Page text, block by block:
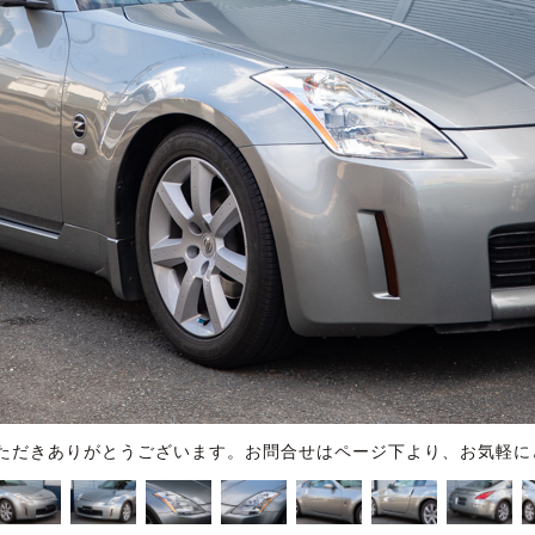
だきありがとうございます。お問合せはページ下より、お気軽